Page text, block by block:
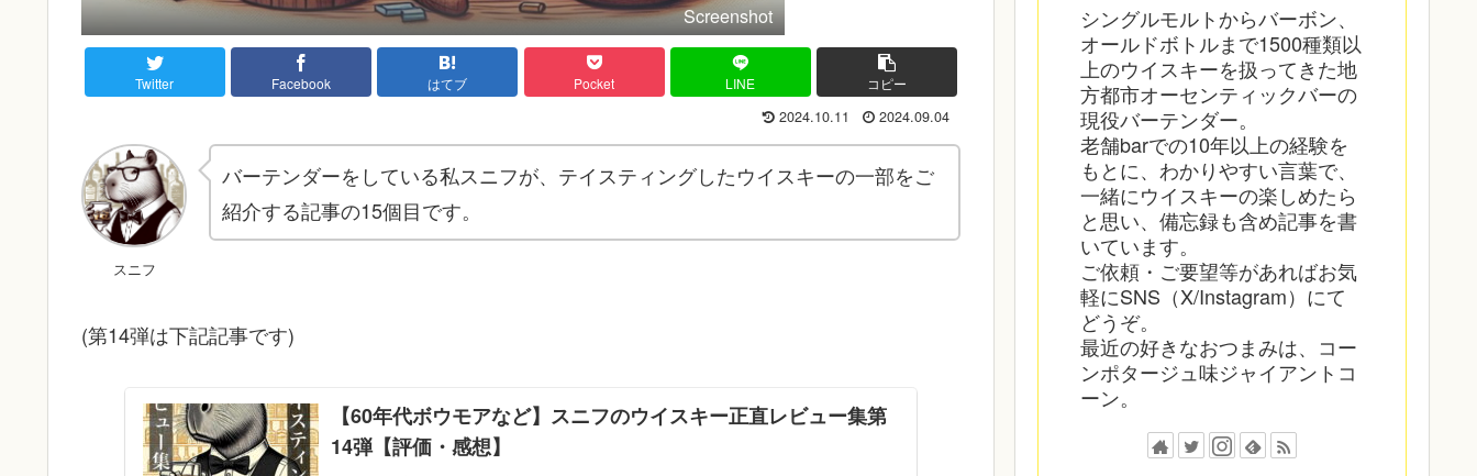
Screenshot
Twitter Facebook はてブ Pocket LINE コピー
2024.10.11 2024.09.04
スニフ
バーテンダーをしている私スニフが、テイスティングしたウイスキーの一部をご
紹介する記事の15個目です。
(第14弾は下記記事です)
【60年代ボウモアなど】スニフのウイスキー正直レビュー集第
14弾【評価・感想】
シングルモルトからバーボン、
オールドボトルまで1500種類以
上のウイスキーを扱ってきた地
方都市オーセンティックバーの
現役バーテンダー。
老舗barでの10年以上の経験を
もとに、わかりやすい言葉で、
一緒にウイスキーの楽しめたら
と思い、備忘録も含め記事を書
いています。
ご依頼・ご要望等があればお気
軽にSNS（X/Instagram）にて
どうぞ。
最近の好きなおつまみは、コー
ンポタージュ味ジャイアントコ
ーン。